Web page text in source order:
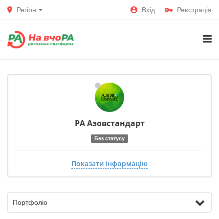
Регіон Вхід Реєстрація
РА Азовстандарт
Без статусу
Показати інформацію
Портфоліо